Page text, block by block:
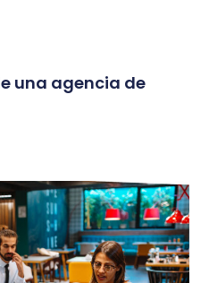
una agencia de